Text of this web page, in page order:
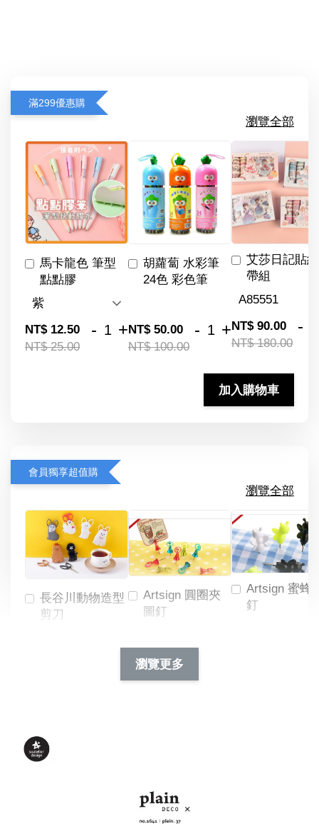
滿299優惠購
瀏覽全部
馬卡龍色 筆型
點點膠
NT$ 12.50
NT$ 25.00
- +
胡蘿蔔 水彩筆
24色 彩色筆
NT$ 50.00
NT$ 100.00
- +
艾莎日記貼
帶組
NT$ 90.00
NT$ 180.00
-
加入購物車
會員獨享超值購
瀏覽全部
長谷川動物造型
剪刀
Artsign 圓圈夾
圖釘
NT$ 19.00
NT$ 66.00
Artsign 蜜蜂
釘
瀏覽更多